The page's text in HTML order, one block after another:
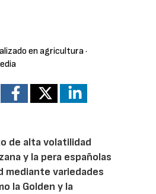
en agricultura·
de alta volatilidad
y la pera españolas
mediante variedades
la Golden y la